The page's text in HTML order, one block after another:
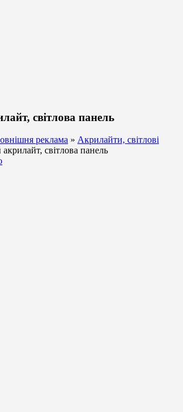
світлова панель
реклама » Акрилайти, світлові
акрилайт, світлова панель